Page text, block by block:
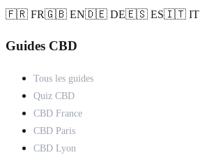
🇫🇷 FR🇬🇧 EN🇩🇪 DE🇪🇸 ES🇮🇹 IT
Guides CBD
Tous les guides
Quiz CBD
CBD France
CBD Paris
CBD Lyon